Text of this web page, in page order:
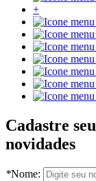
+
Cadastre
novidades
*Nome: